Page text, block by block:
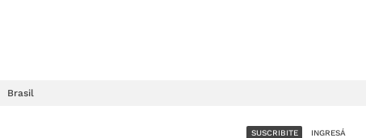
Brasil
SUSCRIBITE INGRESÁ